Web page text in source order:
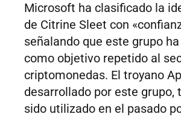
Microsoft ha clasificado la
de Citrine Sleet con
señalando que este grupo
como objetivo repetido al
criptomonedas. El troyano
desarrollado por este grupo,
sido utilizado en el pasado